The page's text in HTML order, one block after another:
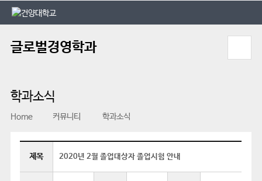
본문 바로가기
대메뉴 바로가기
글로벌경영학과
학과소식
Home 커뮤니티 학과소식
제목 2020년 2월 졸업대상자 졸업시험 안내